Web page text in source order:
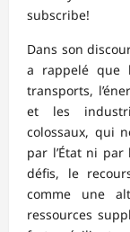
subscribe!
Dans son
a rappelé que
transports,
et les
colossaux, qui
par l’État ni
défis, le
comme une
ressources